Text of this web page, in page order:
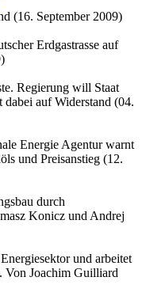
(16. September 2009)
Erdgastrasse auf
Regierung will Staat
dabei auf Widerstand (04.
Energie Agentur warnt
und Preisanstieg (12.
durch
Konicz und Andrej
und arbeitet
Von Joachim Guilliard